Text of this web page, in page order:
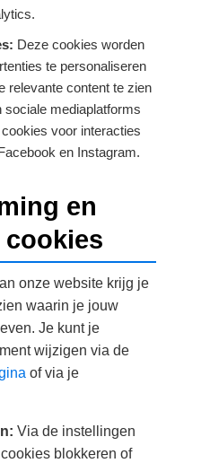
Deze cookies worden
te personaliseren
relevante content te zien
sociale mediaplatforms
voor interacties
en Instagram.
en
cookies
onze website krijg je
waarin je jouw
Je kunt je
wijzigen via de
of via je
Via de instellingen
blokkeren of